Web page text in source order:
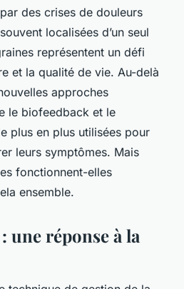
des crises de douleurs
localisées d’un seul
représentent un défi
et la qualité de vie. Au-delà
approches
le biofeedback et le
plus en plus utilisées pour
leurs symptômes. Mais
fonctionnent-elles
ensemble.
une réponse à la